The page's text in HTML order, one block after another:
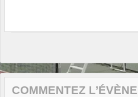
COMMENTEZ